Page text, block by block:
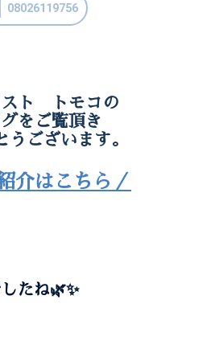
08026119756
スト トモコの
をご覧頂き
うございます。
介はこちら／
たね🌿✨